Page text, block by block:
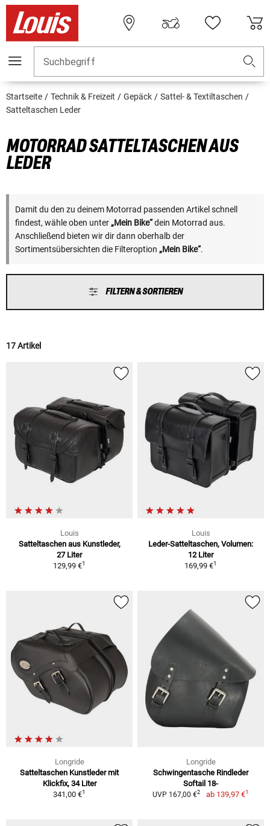
Suchbegriff
Startseite Technik & Freizeit Gepäck
Sattel- & Textiltaschen
Satteltaschen Leder
MOTORRAD SATTELTASCHEN AUS
LEDER
Damit du den zu deinem Motorrad passenden Artikel schnell
findest, wähle oben unter„Mein Bike“dein Motorrad aus.
Anschließend bieten wir dir dann oberhalb der
Sortimentsübersichten die Filteroption „Mein Bike“.
FILTERN & SORTIEREN
17 Artikel
Louis
Satteltaschen aus Kunstleder,
27 Liter
129,99 €1
Louis
Leder-Satteltaschen, Volumen:
12 Liter
169,99 €1
Longride
Satteltaschen Kunstleder mit
Klickfix, 34 Liter
341,00 €1
Longride
Schwingentasche Rindleder
Softail 18-
UVP 167,00 €2 ab 139,97 €1